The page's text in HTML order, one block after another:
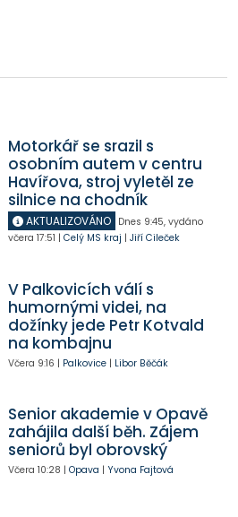
Motorkář se srazil s
osobním autem v centru
Havířova, stroj vyletěl ze
silnice na chodník
AKTUALIZOVÁNO Dnes 9:45, vydáno
včera 17:51 | Celý MS kraj | Jiří Cileček
V Palkovicích válí s
humornými videi, na
dožínky jede Petr Kotvald
na kombajnu
Včera 9:16 | Palkovice| Libor Běčák
Senior akademie v Opavě
zahájila další běh. Zájem
seniorů byl obrovský
Včera 10:28 | Opava | Yvona Fajtová